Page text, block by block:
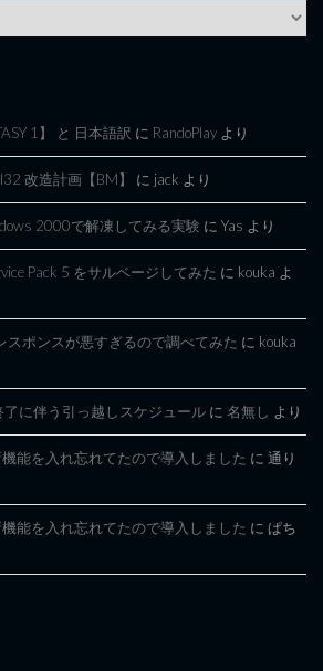
1】 と 日本語訳 に RandoPlay より
改造計画【BM】 に jack より
2000で解凍してみる実験 に Yas より
Pack 5 をサルベージしてみた に kouka よ
スポンスが悪すぎるので調べてみた に kouka
了に伴う引っ越しスケジュール に 名無し より
能を入れ忘れてたので導入しました に 通り
能を入れ忘れてたので導入しました に ぱち